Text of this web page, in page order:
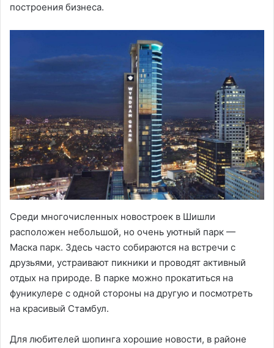
построения бизнеса.
Среди многочисленных новостроек в Шишли
расположен небольшой, но очень уютный парк —
Маска парк. Здесь часто собираются на встречи с
друзьями, устраивают пикники и проводят активный
отдых на природе. В парке можно прокатиться на
фуникулере с одной стороны на другую и посмотреть
на красивый Стамбул.
Для любителей шопинга хорошие новости, в районе